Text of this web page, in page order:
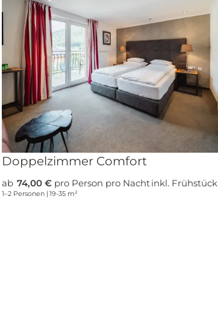
Doppelzimmer Comfort
ab 74,00 € pro Person pro Nachtinkl. Frühstück
1–2 Personen | 19-35 m²
Vorname Nachname*
E-Mail*
Einwilligung Marketing*
Anfragen